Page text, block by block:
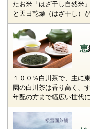
たお米「はざ干し自然米
と天日乾燥（はざ干し）
１００％白川茶で、主に
園の白川茶は香り高く、
年配の方まで幅広い世代